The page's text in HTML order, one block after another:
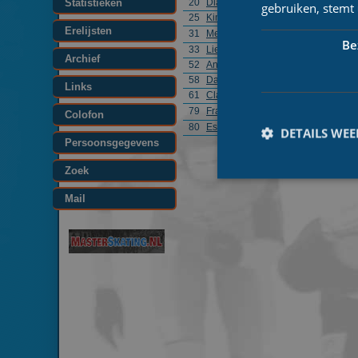
Statistieken
Erelijsten
Archief
Links
Colofon
Persoonsgegevens
Zoek
Mail
20
Diana Petit-Hoogvorst
25
Kimberly Grandia
31
Merel Bertens
33
Lieke Splinter
52
Anke Weerts
58
Daisy Goedhart
61
Claudia van Heel
79
Fransiene van Eck
80
Esther Stierman
gebruiken,
DETAILS